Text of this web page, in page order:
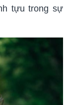
tựu trong sự